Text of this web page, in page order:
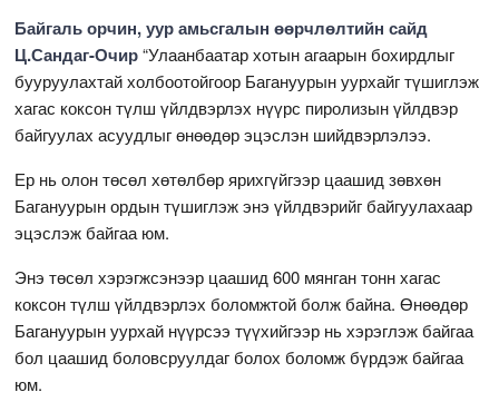
Байгаль орчин, уур амьсгалын өөрчлөлтийн сайд
Ц.Сандаг-Очир“Улаанбаатар хотын агаарын бохирдлыг
бууруулахтай холбоотойгоор Багануурын уурхайг түшиглэж
хагас коксон түлш үйлдвэрлэх нүүрс пиролизын үйлдвэр
байгуулах асуудлыг өнөөдөр эцэслэн шийдвэрлэлээ.
Ер нь олон төсөл хөтөлбөр ярихгүйгээр цаашид зөвхөн
Багануурын ордын түшиглэж энэ үйлдвэрийг байгуулахаар
эцэслэж байгаа юм.
Энэ төсөл хэрэгжсэнээр цаашид 600 мянган тонн хагас
коксон түлш үйлдвэрлэх боломжтой болж байна. Өнөөдөр
Багануурын уурхай нүүрсээ түүхийгээр нь хэрэглэж байгаа
бол цаашид боловсруулдаг болох боломж бүрдэж байгаа
юм.